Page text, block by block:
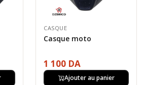
CASQUE
Casque moto
1 100 DA
Ajouter au panier